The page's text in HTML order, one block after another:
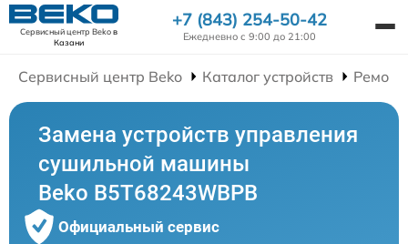
Сервисный центр Bekoв
Казани
+7 (843) 254-50-42
Ежедневно с 9:00 до 21:00
Сервисный центр Beko Каталог устройств
Замена устройств управления
сушильной машины
Beko B5T68243WBPB
Официальный сервис